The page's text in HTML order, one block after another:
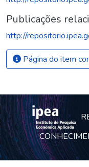
Publicações
http://
Página do item